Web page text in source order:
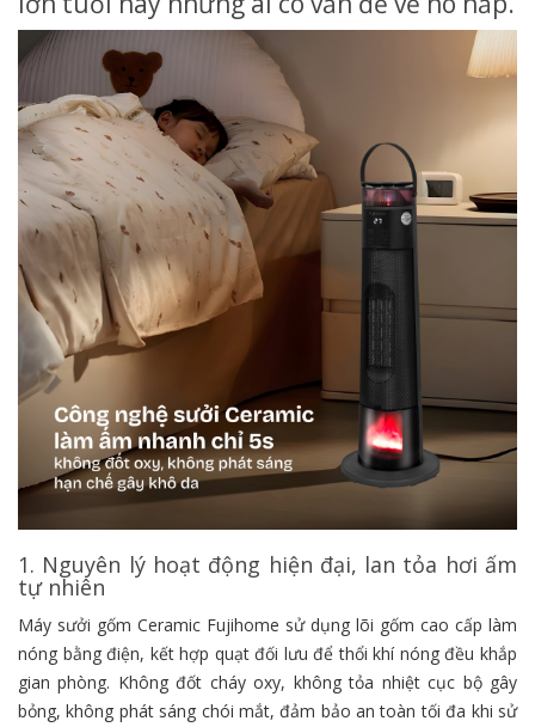
1. Nguyên lý hoạt động hiện đại, lan tỏa hơi ấm
tự nhiên
Máy sưởi gốm Ceramic Fujihome sử dụng lõi gốm cao cấp làm
nóng bằng điện, kết hợp quạt đối lưu để thổi khí nóng đều khắp
gian phòng. Không đốt cháy oxy, không tỏa nhiệt cục bộ gây
bỏng, không phát sáng chói mắt, đảm bảo an toàn tối đa khi sử